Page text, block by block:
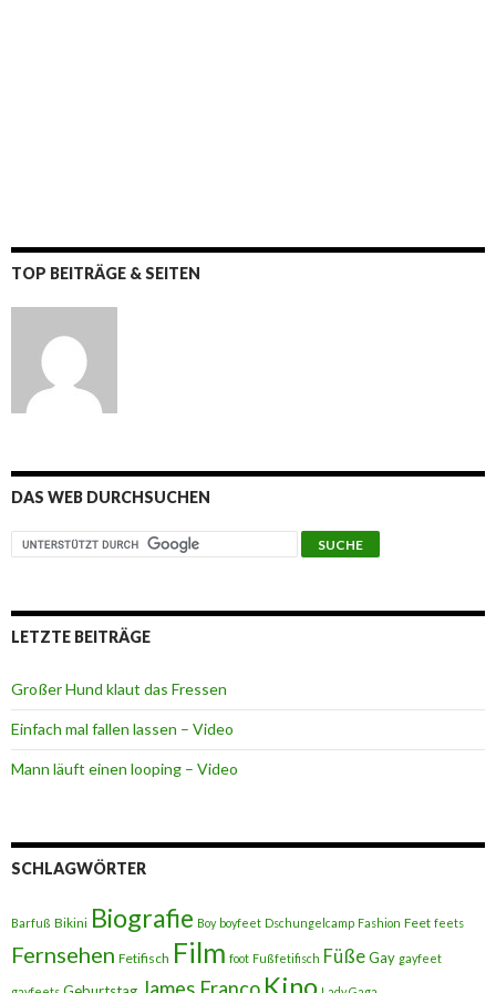
TOP BEITRÄGE & SEITEN
DAS WEB DURCHSUCHEN
LETZTE BEITRÄGE
Großer Hund klaut das Fressen
Einfach mal fallen lassen – Video
Mann läuft einen looping – Video
SCHLAGWÖRTER
Barfuß Bikini Biografie Boy boyfeet Dschungelcamp Fashion Feet feets
Fernsehen Fetifisch Film foot Fußfetifisch FüßeGay gayfeet
Kino